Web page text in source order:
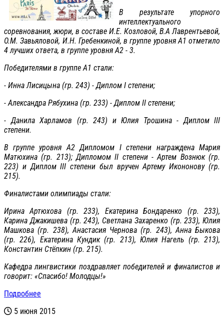
В результате упорного
интеллектуального
соревнования, жюри, в составе И.Е. Козловой, В.А Лаврентьевой,
О.М. Завьяловой, И.Н. Гребенкиной, в группе уровня А1 отметило
4 лучших ответа, в группе уровня А2 - 3.
Победителями в группе А1 стали:
- Инна Лисицына (гр. 243) - Диплом I степени;
- Александра Рябухина (гр. 233) - Диплом II степени;
- Данила Харламов (гр. 243) и Юлия Трошина - Диплом III
степени.
В группе уровня А2 Дипломом I степени награждена Мария
Матюхина (гр. 213); Дипломом II степени - Артем Вознюк (гр.
223) и Диплом III степени был вручен Артему Икононову (гр.
215).
Финалистами олимпиады стали:
Ирина Артюхова (гр. 233), Екатерина Бондаренко (гр. 233),
Карина Джакишева (гр. 243), Светлана Захаренко (гр. 233), Юлия
Машкова (гр. 238), Анастасия Чернова (гр. 243), Анна Быкова
(гр. 226), Екатерина Кундик (гр. 213), Юлия Нагель (гр. 213),
Константин Стёпкин (гр. 215).
Кафедра лингвистики поздравляет победителей и финалистов и
говорит: «Спасибо! Молодцы!»
Подробнее
5 июня 2015